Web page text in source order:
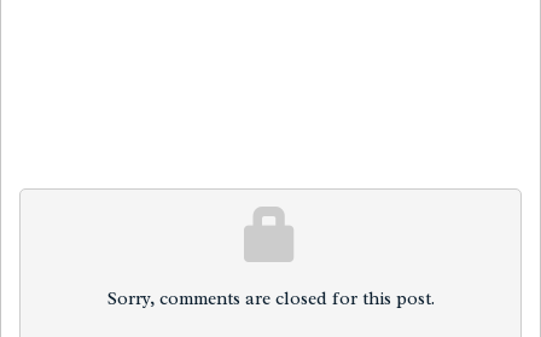
Sorry, comments are closed for this post.